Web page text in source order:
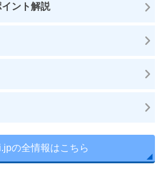
ント解説
の全情報はこちら